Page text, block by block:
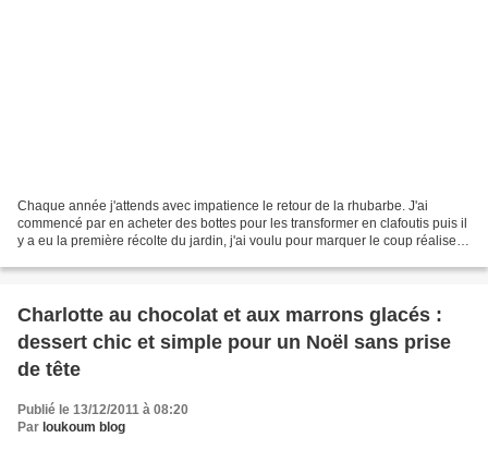
Chaque année j'attends avec impatience le retour de la rhubarbe. J'ai
commencé par en acheter des bottes pour les transformer en clafoutis puis il
y a eu la première récolte du jardin, j'ai voulu pour marquer le coup réaliser
Charlotte au chocolat et aux marrons glacés :
dessert chic et simple pour un Noël sans prise
de tête
Publié le 13/12/2011 à 08:20
Par loukoum blog